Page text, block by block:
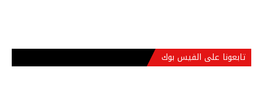
تابعونا على الفيس بوك